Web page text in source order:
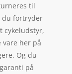
til
du fortryder
cykeludstyr,
vare her på
Og du
på